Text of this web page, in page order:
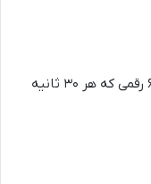
کد Google Authenticator (کد ۶ رقمی که هر ۳۰ ثانیه